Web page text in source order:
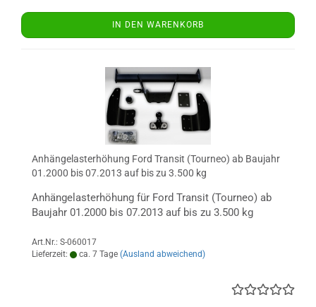
IN DEN WARENKORB
Anhängelasterhöhung Ford Transit (Tourneo) ab Baujahr
01.2000 bis 07.2013 auf bis zu 3.500 kg
Anhängelasterhöhung für Ford Transit (Tourneo) ab
Baujahr 01.2000 bis 07.2013 auf bis zu 3.500 kg
Art.Nr.: S-060017
Lieferzeit:
ca. 7 Tage (Ausland abweichend)